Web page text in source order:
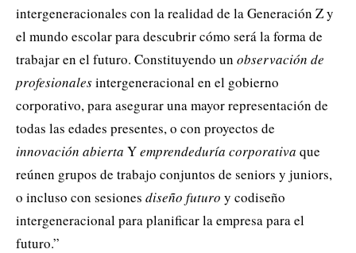
intergeneracionales con la realidad de la Generación Z y
el mundo escolar para descubrir cómo será la forma de
trabajar en el futuro. Constituyendo un observación de
profesionalesintergeneracional en el gobierno
corporativo, para asegurar una mayor representación de
todas las edades presentes, o con proyectos de
innovación abierta Yemprendeduría corporativa que
reúnen grupos de trabajo conjuntos de seniors y juniors,
o incluso con sesiones diseño futuro y codiseño
intergeneracional para planificar la empresa para el
futuro.”